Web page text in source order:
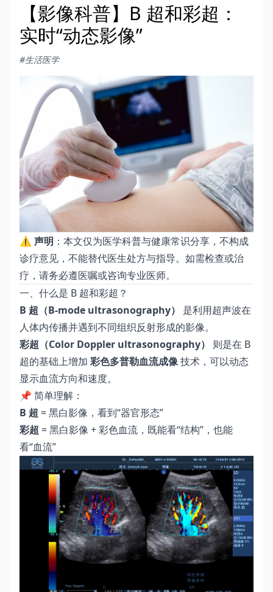
【影像科普】B 超和彩超：
实时“动态影像”
#生活医学
⚠️ 声明 ：本文仅为医学科普与健康常识分享，不构成
诊疗意见，不能替代医生处方与指导。如需检查或治
疗，请务必遵医嘱或咨询专业医师。
一、什么是 B 超和彩超？
B 超（B-mode ultrasonography）
是利用超声波在
人体内传播并遇到不同组织反射形成的影像。
彩超（Color Doppler ultrasonography）
则是在 B
超的基础上增加 彩色多普勒血流成像技术，可以动态
显示血流方向和速度。
📌 简单理解：
B 超 = 黑白影像，看到“器官形态”
彩超 = 黑白影像 + 彩色血流，既能看“结构”，也能
看“血流”